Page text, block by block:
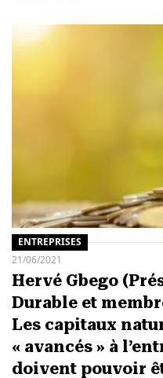
ENTREPRISES
21/06/2021
Hervé Gbego
Durable et
Les capitaux
« avancés » à
doivent pouvoir